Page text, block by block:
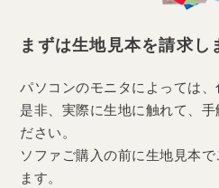
まずは生地見本を請求し
パソコンのモニタによっては、
是非、実際に生地に触れて、
ださい。
ソファご購入の前に生地見本
ます。